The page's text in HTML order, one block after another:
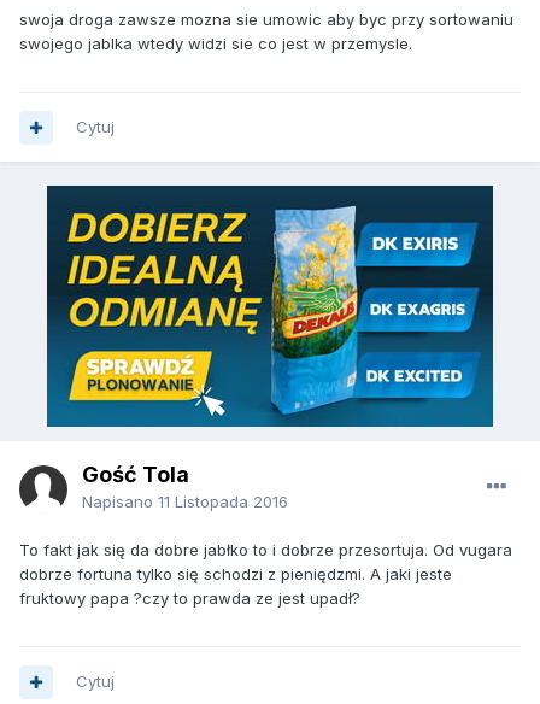
swoja droga zawsze mozna sie umowic aby byc przy sortowaniu
swojego jablka wtedy widzi sie co jest w przemysle.
Cytuj
Gość Tola
Napisano 11 Listopada 2016
To fakt jak się da dobre jabłko to i dobrze przesortuja. Od vugara
dobrze fortuna tylko się schodzi z pieniędzmi. A jaki jeste
fruktowy papa ?czy to prawda ze jest upadł?
Cytuj